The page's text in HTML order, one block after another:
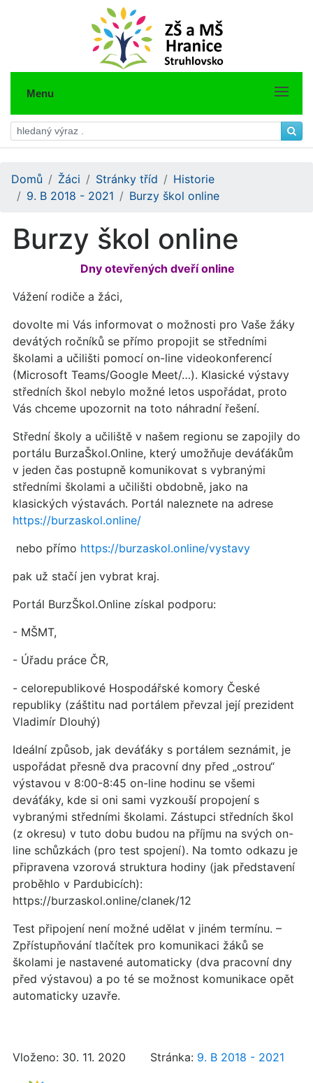
Menu
Domů Žáci Stránky tříd
Historie
9. B 2018 - 2021
Burzy škol online
Burzy škol online
Dny otevřených dveří online
Vážení rodiče a žáci,
dovolte mi Vás informovat o možnosti pro Vaše žáky
devátých ročníků se přímo propojit se středními
školami a učilišti pomocí on-line videokonferencí
(Microsoft Teams/Google Meet/…). Klasické výstavy
středních škol nebylo možné letos uspořádat, proto
Vás chceme upozornit na toto náhradní řešení.
Střední školy a učiliště v našem regionu se zapojily do
portálu BurzaŠkol.Online, který umožňuje deváťákům
v jeden čas postupně komunikovat s vybranými
středními školami a učilišti obdobně, jako na
klasických výstavách. Portál naleznete na adrese
https://burzaskol.online/
nebo přímo https://burzaskol.online/vystavy
pak už stačí jen vybrat kraj.
Portál BurzŠkol.Online získal podporu:
- MŠMT,
- Úřadu práce ČR,
- celorepublikové Hospodářské komory České
republiky (záštitu nad portálem převzal její prezident
Vladimír Dlouhý)
Ideální způsob, jak deváťáky s portálem seznámit, je
uspořádat přesně dva pracovní dny před „ostrou“
výstavou v 8:00-8:45 on-line hodinu se všemi
deváťáky, kde si oni sami vyzkouší propojení s
vybranými středními školami. Zástupci středních škol
(z okresu) v tuto dobu budou na příjmu na svých on-
line schůzkách (pro test spojení). Na tomto odkazu je
připravena vzorová struktura hodiny (jak představení
proběhlo v Pardubicích):
https://burzaskol.online/clanek/12
Test připojení není možné udělat v jiném termínu. –
Zpřístupňování tlačítek pro komunikaci žáků se
školami je nastavené automaticky (dva pracovní dny
před výstavou) a po té se možnost komunikace opět
automaticky uzavře.
Vloženo: 30. 11. 2020 Stránka: 9. B 2018 - 2021